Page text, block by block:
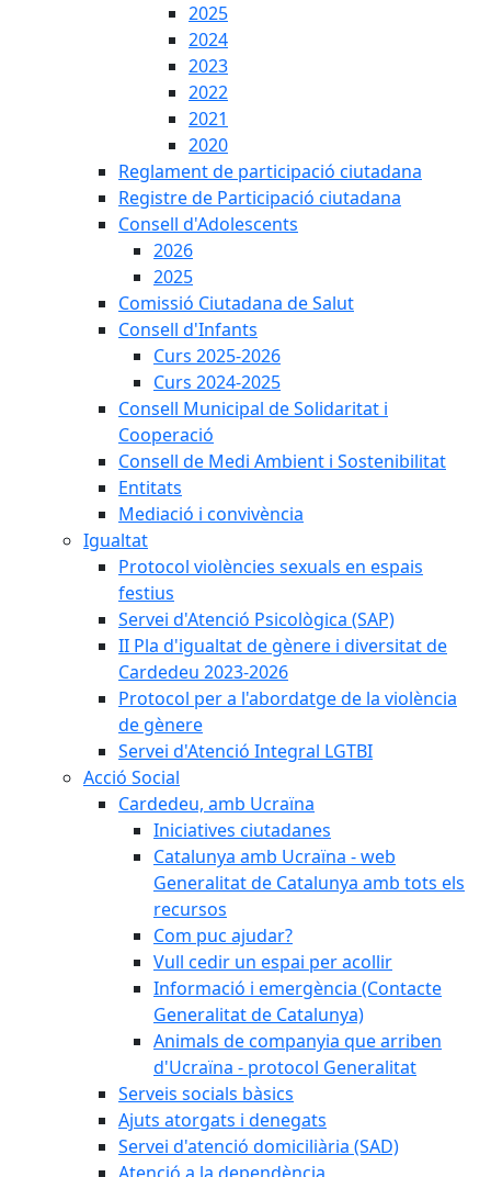
2025
2024
2023
2022
2021
2020
Reglament de participació ciutadana
Registre de Participació ciutadana
Consell d'Adolescents
2026
2025
Comissió Ciutadana de Salut
Consell d'Infants
Curs 2025-2026
Curs 2024-2025
Consell Municipal de Solidaritat i
Cooperació
Consell de Medi Ambient i Sostenibilitat
Entitats
Mediació i convivència
Igualtat
Protocol violències sexuals en espais
festius
Servei d'Atenció Psicològica (SAP)
II Pla d'igualtat de gènere i diversitat de
Cardedeu 2023-2026
Protocol per a l'abordatge de la violència
de gènere
Servei d'Atenció Integral LGTBI
Acció Social
Cardedeu, amb Ucraïna
Iniciatives ciutadanes
Catalunya amb Ucraïna - web
Generalitat de Catalunya amb tots els
recursos
Com puc ajudar?
Vull cedir un espai per acollir
Informació i emergència (Contacte
Generalitat de Catalunya)
Animals de companyia que arriben
d'Ucraïna - protocol Generalitat
Serveis socials bàsics
Ajuts atorgats i denegats
Servei d'atenció domiciliària (SAD)